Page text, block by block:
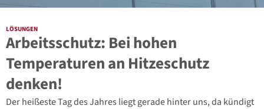
LÖSUNGEN
Arbeitsschutz: Bei hohen
Temperaturen an Hitzeschutz
denken!
Der heißeste Tag des Jahres liegt gerade hinter uns, da kündigt